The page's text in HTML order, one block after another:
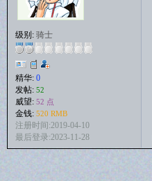
级别: 骑士
精华: 0
发帖: 52
威望: 52 点
金钱: 520 RMB
注册时间:2019-04-10
最后登录:2023-11-28